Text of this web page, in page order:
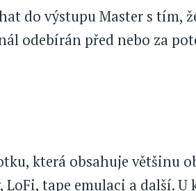
do výstupu Master s tím,
odebírán před nebo za
která obsahuje většinu
tape emulaci a další. U